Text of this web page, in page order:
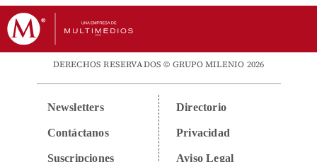
DERECHOS RESERVADOS © GRUPO MILENIO 2026
Newsletters
Contáctanos
Suscripciones
Directorio
Privacidad
Aviso Legal